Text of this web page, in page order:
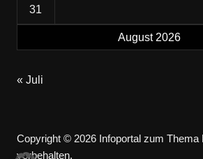
August 2026
31
« Juli
Copyright © 2026 Infoportal zum Thema
vorbehalten.